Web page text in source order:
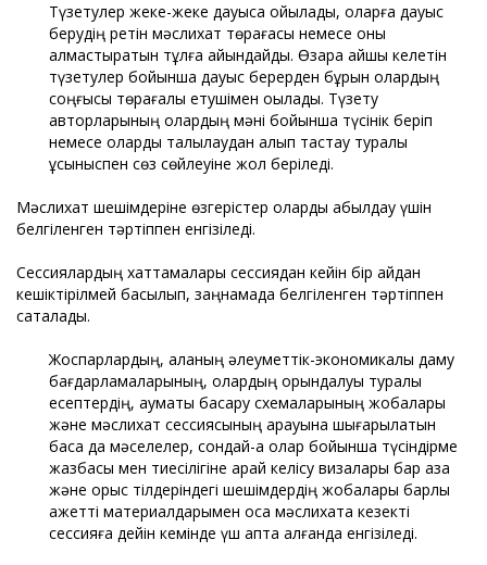
Түзетулер жеке-жеке дауысқа қойылады, оларға дауыс
берудің ретін мәслихат төрағасы немесе оны
алмастыратын тұлға айқындайды. Өзара қайшы келетін
түзетулер бойынша дауыс берерден бұрын олардың
соңғысы төрағалық етушімен оқылады. Түзету
авторларының олардың мәні бойынша түсінік беріп
немесе оларды талқылаудан алып тастау туралы
ұсыныспен сөз сөйлеуіне жол беріледі.
Мәслихат шешімдеріне өзгерістер оларды қабылдау үшін
белгіленген тәртіппен енгізіледі.
Сессиялардың хаттамалары сессиядан кейін бір айдан
кешіктірілмей басылып, заңнамада белгіленген тәртіппен
сақталады.
Жоспарлардың, қаланың әлеуметтік-экономикалық даму
бағдарламаларының, олардың орындалуы туралы
есептердің, аумақты басқару схемаларының жобалары
және мәслихат сессиясының қарауына шығарылатын
басқа да мәселелер, сондай-ақ олар бойынша түсіндірме
жазбасы мен тиесілігіне қарай келісу визалары бар қазақ
және орыс тілдеріндегі шешімдердің жобалары барлық
қажетті материалдарымен қоса мәслихатқа кезекті
сессияға дейін кемінде үш апта қалғанда енгізіледі.